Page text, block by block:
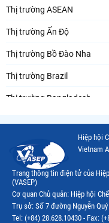
Thị trường ASEAN
Thị trường Ấn Độ
Thị trường Bồ Đào Nha
Thị trường Brazil
Thị trường Bangladesh
Thị trường Canada
Thị trường Ecuador
Thị trường EU
Thị trường Indonesia
Hiệp hội
Vietnam
Trang thông tin điện tử của
(VASEP)
Cơ quan Chủ quản: Hiệp hội
Trụ sở: Số 7 đường Nguyễn
Tel: (+84) 28.628.10430 - Fax: